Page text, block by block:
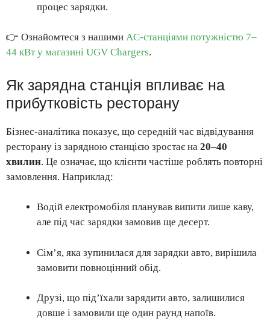
процес зарядки.
👉 Ознайомтеся з нашими AC-станціями потужністю 7–
44 кВт у магазині UGV Chargers.
Як зарядна станція впливає на
прибутковість ресторану
Бізнес-аналітика показує, що середній час відвідування
ресторану із зарядною станцією зростає на 20–40
хвилин. Це означає, що клієнти частіше роблять повторні
замовлення. Наприклад:
Водій електромобіля планував випити лише каву,
але під час зарядки замовив ще десерт.
Сім’я, яка зупинилася для зарядки авто, вирішила
замовити повноцінний обід.
Друзі, що під’їхали зарядити авто, залишилися
довше і замовили ще один раунд напоїв.